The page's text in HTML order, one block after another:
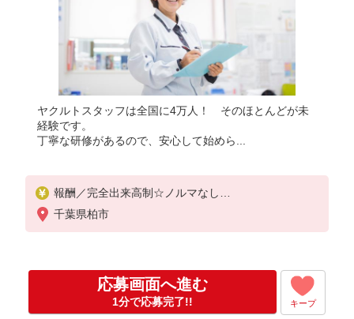
ヤクルトスタッフは全国に4万人！ そのほとんどが未
経験です。
丁寧な研修があるので、安心して始めら...
報酬／完全出来高制☆ノルマなし
◎稼働は週5日（4日も選択可）
※週5日稼働の方の平均月収27万円
！
◎20代〜50代を中心に幅広い年代の方が活躍中！
千葉県柏市
応募画面へ進む
1分で応募完了!! キープ